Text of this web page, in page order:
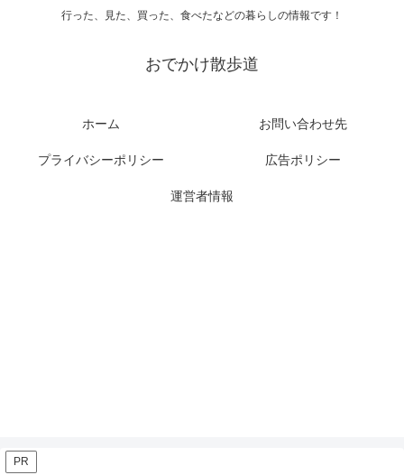
行った、見た、買った、食べたなどの暮らしの情報です！
おでかけ散歩道
ホーム お問い合わせ先
プライバシーポリシー 広告ポリシー
運営者情報
PR